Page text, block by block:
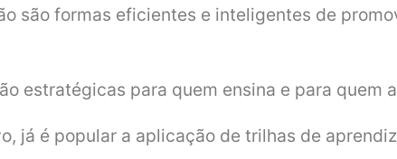
são formas eficientes e inteligentes de
estratégicas para quem ensina e para quem
já é popular a aplicação de trilhas de